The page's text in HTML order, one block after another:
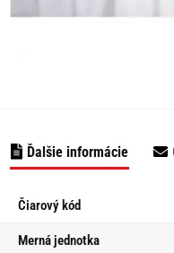
Ďalšie informácie
Čiarový kód
Merná jednotka